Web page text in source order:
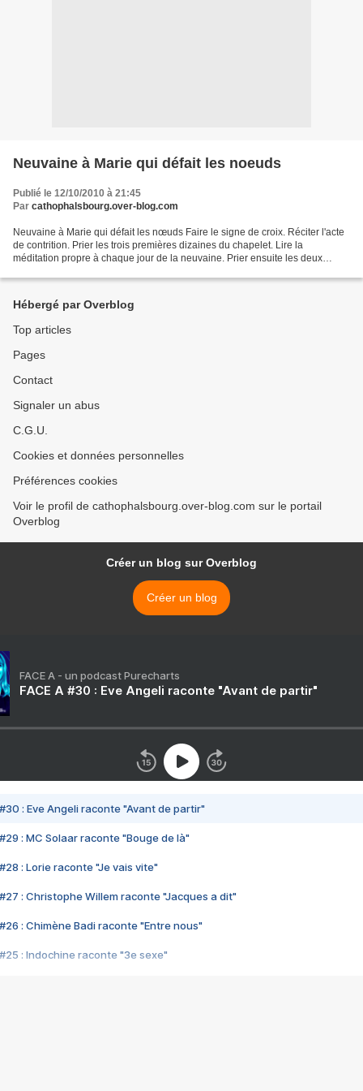
Neuvaine à Marie qui défait les noeuds
Publié le 12/10/2010 à 21:45
Par cathophalsbourg.over-blog.com
Neuvaine à Marie qui défait les nœuds Faire le signe de croix. Réciter l'acte
de contrition. Prier les trois premières dizaines du chapelet. Lire la
méditation propre à chaque jour de la neuvaine. Prier ensuite les deux
Hébergé par Overblog
Top articles
Pages
Contact
Signaler un abus
C.G.U.
Cookies et données personnelles
Préférences cookies
Voir le profil de cathophalsbourg.over-blog.com sur le portail
Overblog
Créer un blog sur Overblog
Créer un blog
FACE A - un podcast Purecharts
FACE A #30 : Eve Angeli raconte "Avant de partir"
#30 : Eve Angeli raconte "Avant de partir"
#29 : MC Solaar raconte "Bouge de là"
#28 : Lorie raconte "Je vais vite"
#27 : Christophe Willem raconte "Jacques a dit"
#26 : Chimène Badi raconte "Entre nous"
#25 : Indochine raconte "3e sexe"